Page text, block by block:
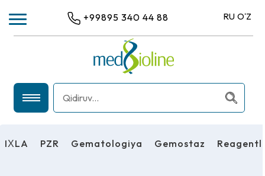
+99895 340 44 88 RU OʻZ
IХLA PZR Gematologiya Gemostaz
IХLA